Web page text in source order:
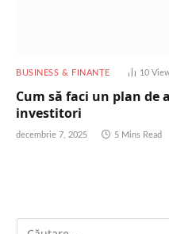
BUSINESS & FINANȚE 10
Cum să faci un plan de
investitori
decembrie 7, 2025 5 Mins Read